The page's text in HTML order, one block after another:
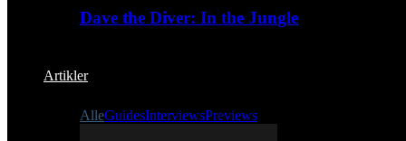
Dave the Diver: In the Jungle
Artikler
AlleGuidesInterviewsPreviews